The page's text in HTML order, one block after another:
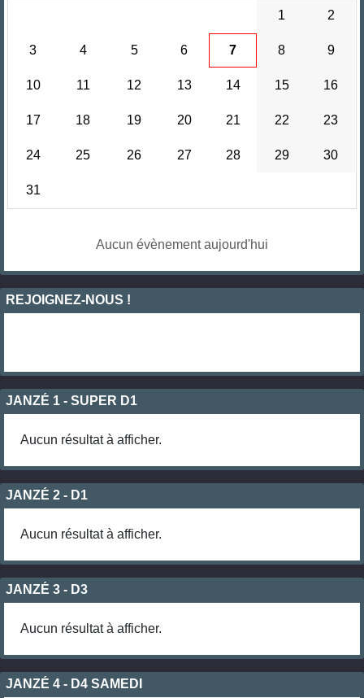
1 2
3 4 5 6 7 8 9
10 11 12 13 14 15 16
17 18 19 20 21 22 23
24 25 26 27 28 29 30
31
Aucun évènement aujourd'hui
REJOIGNEZ-NOUS !
JANZÉ 1 - SUPER D1
Aucun résultat à afficher.
JANZÉ 2 - D1
Aucun résultat à afficher.
JANZÉ 3 - D3
Aucun résultat à afficher.
JANZÉ 4 - D4 SAMEDI